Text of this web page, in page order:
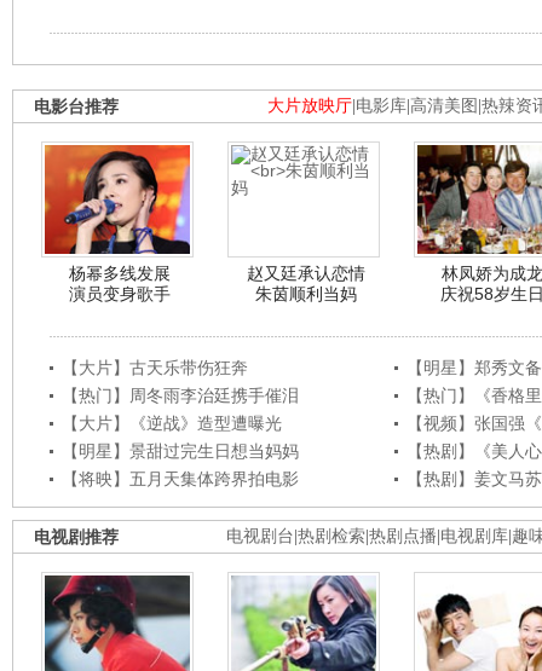
大片放映厅 电影库 高清美图 热辣资
电影台推荐
杨幂多线发展
演员变身歌手
赵又廷承认恋情
朱茵顺利当妈
林凤娇为成龙
庆祝58岁生
【大片】古天乐带伤狂奔
【明星】郑秀文
【热门】周冬雨李治廷携手催泪
【热门】《香格
【大片】《逆战》造型遭曝光
【视频】张国强
【明星】景甜过完生日想当妈妈
【热剧】《美人
【将映】五月天集体跨界拍电影
【热剧】姜文马
电视剧台 热剧检索 热剧点播 电视剧库 趣
电视剧推荐